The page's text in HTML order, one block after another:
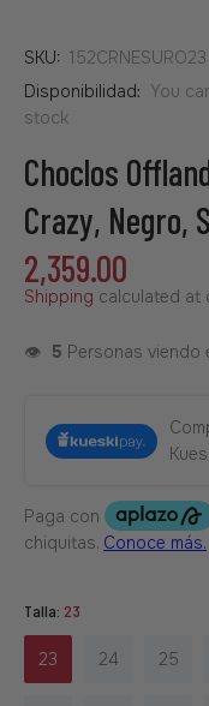
SKU: 152CRNESURO23
Disponibilidad: You
stock
Choclos
Crazy, Negro,
2,359.00
Shipping calculated at
👁️ 5 Personas
Talla: 23
23 24 25